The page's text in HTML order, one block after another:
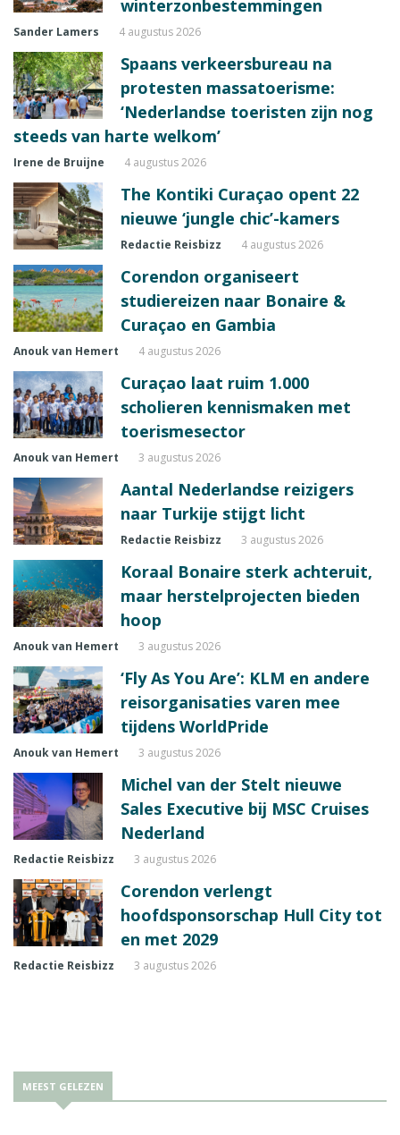
winterzonbestemmingen
Sander Lamers 4 augustus 2026
Spaans verkeersbureau na
protesten massatoerisme:
‘Nederlandse toeristen zijn nog
steeds van harte welkom’
Irene de Bruijne 4 augustus 2026
The Kontiki Curaçao opent 22
nieuwe ‘jungle chic’-kamers
Redactie Reisbizz 4 augustus 2026
Corendon organiseert
studiereizen naar Bonaire &
Curaçao en Gambia
Anouk van Hemert 4 augustus 2026
Curaçao laat ruim 1.000
scholieren kennismaken met
toerismesector
Anouk van Hemert 3 augustus 2026
Aantal Nederlandse reizigers
naar Turkije stijgt licht
Redactie Reisbizz 3 augustus 2026
Koraal Bonaire sterk achteruit,
maar herstelprojecten bieden
hoop
Anouk van Hemert 3 augustus 2026
‘Fly As You Are’: KLM en andere
reisorganisaties varen mee
tijdens WorldPride
Anouk van Hemert 3 augustus 2026
Michel van der Stelt nieuwe
Sales Executive bij MSC Cruises
Nederland
Redactie Reisbizz 3 augustus 2026
Corendon verlengt
hoofdsponsorschap Hull City tot
en met 2029
Redactie Reisbizz 3 augustus 2026
MEEST GELEZEN